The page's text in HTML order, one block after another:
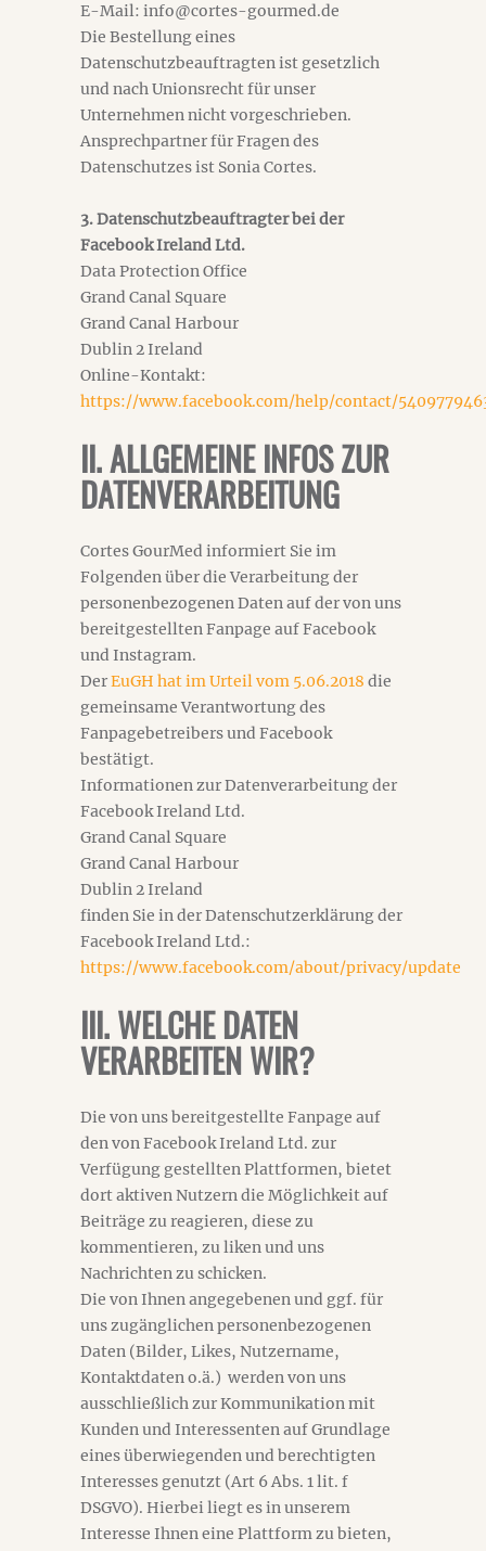
E-Mail: info@cortes-gourmed.de
Die Bestellung eines
Datenschutzbeauftragten ist gesetzlich
und nach Unionsrecht für unser
Unternehmen nicht vorgeschrieben.
Ansprechpartner für Fragen des
Datenschutzes ist Sonia Cortes.
3. Datenschutzbeauftragter bei der
Facebook Ireland Ltd.
Data Protection Office
Grand Canal Square
Grand Canal Harbour
Dublin 2 Ireland
Online-Kontakt:
https://www.facebook.com/help/contact/
II. ALLGEMEINE INFOS ZUR
DATENVERARBEITUNG
Cortes GourMed informiert Sie im
Folgenden über die Verarbeitung der
personenbezogenen Daten auf der von uns
bereitgestellten Fanpage auf Facebook
und Instagram.
DerEuGH hat im Urteil vom 5.06.2018 die
gemeinsame Verantwortung des
Fanpagebetreibers und Facebook
bestätigt.
Informationen zur Datenverarbeitung der
Facebook Ireland Ltd.
Grand Canal Square
Grand Canal Harbour
Dublin 2 Ireland
finden Sie in der Datenschutzerklärung der
Facebook Ireland Ltd.:
https://www.facebook.com/about/privacy/update
III. WELCHE DATEN
VERARBEITEN WIR?
Die von uns bereitgestellte Fanpage auf
den von Facebook Ireland Ltd. zur
Verfügung gestellten Plattformen, bietet
dort aktiven Nutzern die Möglichkeit auf
Beiträge zu reagieren, diese zu
kommentieren, zu liken und uns
Nachrichten zu schicken.
Die von Ihnen angegebenen und ggf. für
uns zugänglichen personenbezogenen
Daten (Bilder, Likes, Nutzername,
Kontaktdaten o.ä.) werden von uns
ausschließlich zur Kommunikation mit
Kunden und Interessenten auf Grundlage
eines überwiegenden und berechtigten
Interesses genutzt (Art 6 Abs. 1 lit. f
DSGVO). Hierbei liegt es in unserem
Interesse Ihnen eine Plattform zu bieten,